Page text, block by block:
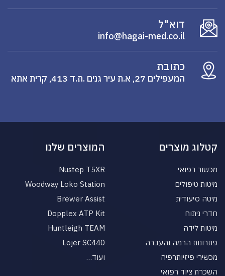
דוא"ל
info@hagai-med.co.il
כתובת
המעפילים 27, א.ת עיר גנים .ת.ד 413, קרית אתא
קטלוג מוצרים
מכשור רפואי
מיטות טיפולים
מיטה סיעודית
חדרי ניתוח
מיטות לידה
פתרונות הרמה והעברה
מכשירי פיזיותרפיה
השכרת ציוד רפואי
המוצרים שלנו
Nustep T5XR
Woodway Loko Station
Brewer Assist
Dopplex ATP Kit
Huntleigh TEAM
Lojer SC440
ועוד…